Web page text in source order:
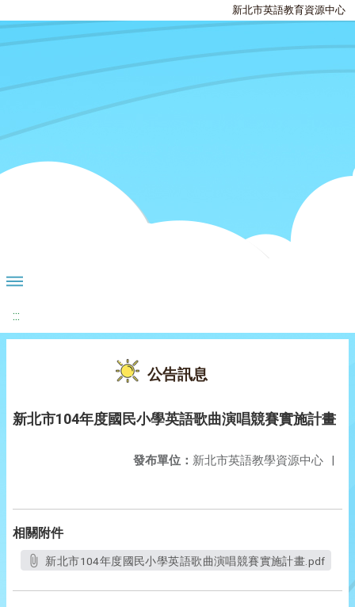
新北市英語教育資源中心
:::
公告訊息
新北市104年度國民小學英語歌曲演唱競賽實施計畫
發布單位： 新北市英語教學資源中心 |
相關附件
新北市104年度國民小學英語歌曲演唱競賽實施計畫.pdf